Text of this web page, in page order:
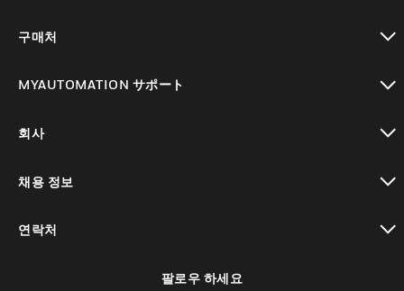
구매처
MYAUTOMATION サポート
회사
채용 정보
연락처
팔로우 하세요